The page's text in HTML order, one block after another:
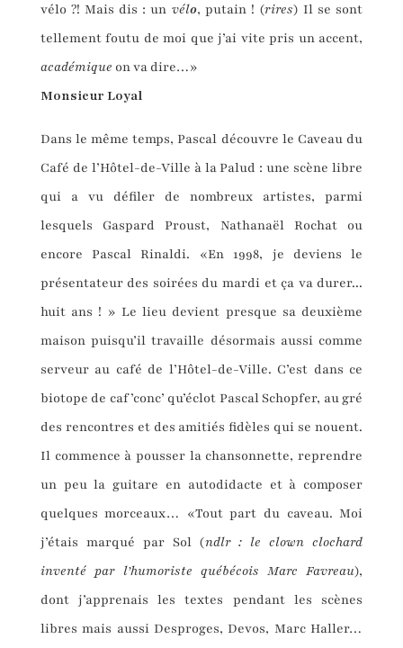
vélo ?! Mais dis : un vélo, putain ! (rires) Il se sont
tellement foutu de moi que j’ai vite pris un accent,
académique on va dire…»
Monsieur Loyal
Dans le même temps, Pascal découvre le Caveau du
Café de l’Hôtel-de-Ville à la Palud : une scène libre
qui a vu défiler de nombreux artistes, parmi
lesquels Gaspard Proust, Nathanaël Rochat ou
encore Pascal Rinaldi. «En 1998, je deviens le
présentateur des soirées du mardi et ça va durer...
huit ans ! » Le lieu devient presque sa deuxième
maison puisqu’il travaille désormais aussi comme
serveur au café de l’Hôtel-de-Ville. C’est dans ce
biotope de caf’conc’ qu’éclot Pascal Schopfer, au gré
des rencontres et des amitiés fidèles qui se nouent.
Il commence à pousser la chansonnette, reprendre
un peu la guitare en autodidacte et à composer
quelques morceaux… «Tout part du caveau. Moi
j’étais marqué par Sol (ndlr : le clown clochard
inventé par l’humoriste québécois Marc Favreau),
dont j’apprenais les textes pendant les scènes
libres mais aussi Desproges, Devos, Marc Haller…